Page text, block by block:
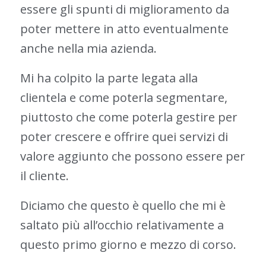
essere gli spunti di miglioramento da
poter mettere in atto eventualmente
anche nella mia azienda.
Mi ha colpito la parte legata alla
clientela e come poterla segmentare,
piuttosto che come poterla gestire per
poter crescere e offrire quei servizi di
valore aggiunto che possono essere per
il cliente.
Diciamo che questo è quello che mi è
saltato più all’occhio relativamente a
questo primo giorno e mezzo di corso.